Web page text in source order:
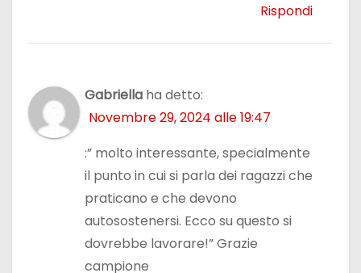
Rispondi
Gabriella ha detto:
Novembre 29, 2024 alle 19:47
:” molto interessante, specialmente
il punto in cui si parla dei ragazzi che
praticano e che devono
autosostenersi. Ecco su questo si
dovrebbe lavorare!” Grazie
campione